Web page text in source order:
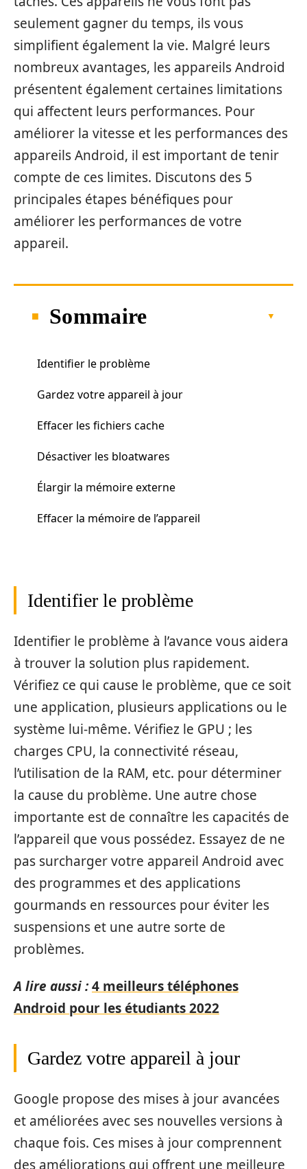
seulement gagner du temps, ils vous
simplifient également la vie. Malgré leurs
nombreux avantages, les appareils Android
présentent également certaines limitations
qui affectent leurs performances. Pour
améliorer la vitesse et les performances des
appareils Android, il est important de tenir
compte de ces limites. Discutons des 5
principales étapes bénéfiques pour
améliorer les performances de votre
appareil.
Sommaire
Identifier le problème
Gardez votre appareil à jour
Effacer les fichiers cache
Désactiver les bloatwares
Élargir la mémoire externe
Effacer la mémoire de l’appareil
Identifier le problème
Identifier le problème à l’avance vous aidera
à trouver la solution plus rapidement.
Vérifiez ce qui cause le problème, que ce soit
une application, plusieurs applications ou le
système lui-même. Vérifiez le GPU ; les
charges CPU, la connectivité réseau,
l’utilisation de la RAM, etc. pour déterminer
la cause du problème. Une autre chose
importante est de connaître les capacités de
l’appareil que vous possédez. Essayez de ne
pas surcharger votre appareil Android avec
des programmes et des applications
gourmands en ressources pour éviter les
suspensions et une autre sorte de
problèmes.
A lire aussi :4 meilleurs téléphones
Android pour les étudiants 2022
Gardez votre appareil à jour
Google propose des mises à jour avancées
et améliorées avec ses nouvelles versions à
chaque fois. Ces mises à jour comprennent
des améliorations qui offrent une meilleure